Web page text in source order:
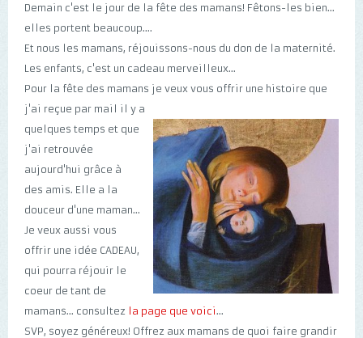
Demain c'est le jour de la fête des mamans! Fêtons-les bien...
elles portent beaucoup....
Et nous les mamans, réjouissons-nous du don de la maternité.
Les enfants, c'est un cadeau merveilleux...
Pour la fête des mamans je veux vous offrir une histoire que
j'ai reçue par mail il y a
quelques temps et que
j'ai retrouvée
aujourd'hui grâce à
des amis. Elle a la
douceur d'une maman...
Je veux aussi vous
offrir une idée CADEAU,
qui pourra réjouir le
coeur de tant de
mamans... consultez la page que voici...
SVP, soyez généreux! Offrez aux mamans de quoi faire grandir